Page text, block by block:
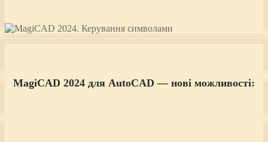
MagiCAD 2024 для AutoCAD — нові можливості: